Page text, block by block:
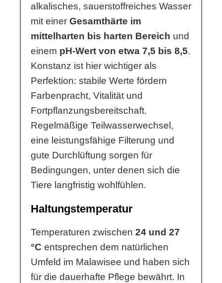
alkalisches, sauerstoffreiches Wasser
mit einer Gesamthärte im
mittelharten bis harten Bereich und
einem pH-Wert von etwa 7,5 bis 8,5.
Konstanz ist hier wichtiger als
Perfektion: stabile Werte fördern
Farbenpracht, Vitalität und
Fortpflanzungsbereitschaft.
Regelmäßige Teilwasserwechsel,
eine leistungsfähige Filterung und
gute Durchlüftung sorgen für
Bedingungen, unter denen sich die
Tiere langfristig wohlfühlen.
Haltungstemperatur
Temperaturen zwischen 24 und 27
°C entsprechen dem natürlichen
Umfeld im Malawisee und haben sich
für die dauerhafte Pflege bewährt. In